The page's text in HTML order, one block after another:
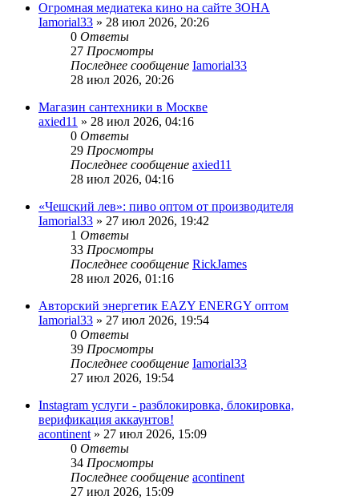
Огромная медиатека кино на сайте ЗОНА
Iamorial33 » 28 июл 2026, 20:26
0 Ответы
27 Просмотры
Последнее сообщение Iamorial33
28 июл 2026, 20:26
Магазин сантехники в Москве
axied11 » 28 июл 2026, 04:16
0 Ответы
29 Просмотры
Последнее сообщение axied11
28 июл 2026, 04:16
«Чешский лев»: пиво оптом от производителя
Iamorial33 » 27 июл 2026, 19:42
1 Ответы
33 Просмотры
Последнее сообщение RickJames
28 июл 2026, 01:16
Авторский энергетик EAZY ENERGY оптом
Iamorial33 » 27 июл 2026, 19:54
0 Ответы
39 Просмотры
Последнее сообщение Iamorial33
27 июл 2026, 19:54
Instagram услуги - разблокировка, блокировка,
верификация аккаунтов!
acontinent » 27 июл 2026, 15:09
0 Ответы
34 Просмотры
Последнее сообщение acontinent
27 июл 2026, 15:09